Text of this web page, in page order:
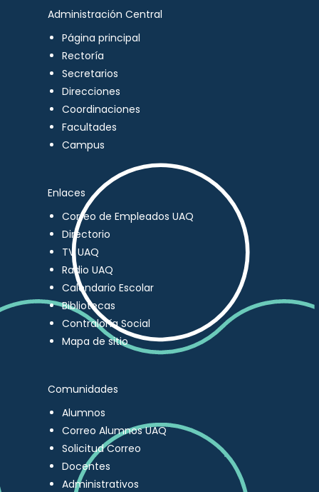
Administración Central
Página principal
Rectoría
Secretarios
Direcciones
Coordinaciones
Facultades
Campus
Enlaces
Correo de Empleados UAQ
Directorio
TV UAQ
Radio UAQ
Calendario Escolar
Bibliotecas
Contraloría Social
Mapa de sitio
Comunidades
Alumnos
Correo Alumnos UAQ
Solicitud Correo
Docentes
Administrativos